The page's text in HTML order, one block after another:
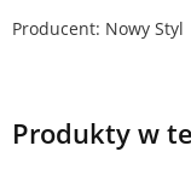
Producent: Nowy Styl
Produkty w